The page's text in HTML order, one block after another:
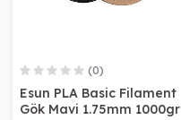
(0)
Esun PLA Basic Filament
Gök Mavi 1.75mm 1000gr